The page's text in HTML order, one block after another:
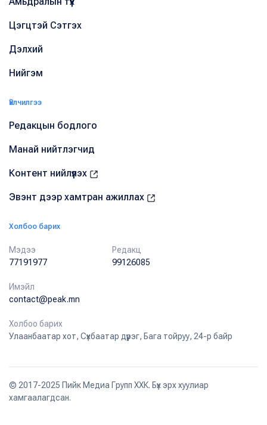
Цэгцтэй Сэтгэх
Дэлхий
Нийгэм
Үйлчилгээ
Редакцын бодлого
Манай нийтлэгчид
Контент нийлүүлэх
Эвэнт дээр хамтран ажиллах
Холбоо барих
Мэдээ
77191977
Редакц
99126085
Имэйл
contact@peak.mn
Холбоо барих
Улаанбаатар хот, Сүхбаатар дүүрэг, Бага тойруу, 24-р байр
© 2017-2025 Пийк Медиа Групп ХХК. Бүх эрх хуулиар
хамгаалагдсан.